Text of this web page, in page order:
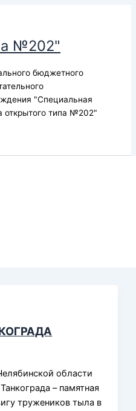
№202"
бюджетного
"Специальная
открытого типа №202"
области
– памятная
тружеников тыла в